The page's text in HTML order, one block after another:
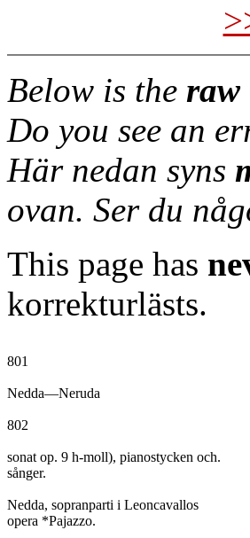
Below is the raw
Do you see an
Här nedan syns
ovan. Ser du
This page has
korrekturlästs.
801
Nedda—Neruda
802
sonat op. 9 h-moll), pianostycken och.
sånger.
Nedda, sopranparti i Leoncavallos
opera *Pajazzo.